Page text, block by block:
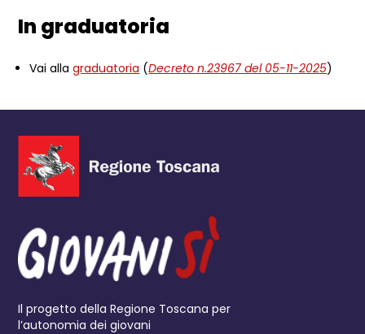
In graduatoria
Vai allagraduatoria (Decreto n.23967 del 05-11-2025)
Il progetto della Regione Toscana per
l’autonomia dei giovani